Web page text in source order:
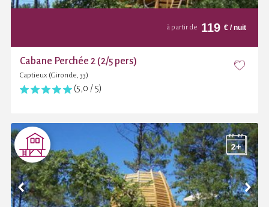
à partir de 119 € / nuit
Cabane Perchée 2 (2/5 pers)
Captieux (Gironde, 33)
(5,0 / 5)